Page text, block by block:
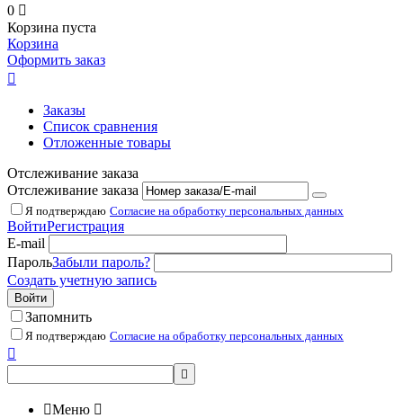
0 
Корзина пуста
Корзина
Оформить заказ

Заказы
Список сравнения
Отложенные товары
Отслеживание заказа
Отслеживание заказа
Я подтверждаю Согласие на обработку персональных данных
ВойтиРегистрация
E-mail
ПарольЗабыли пароль?
Создать учетную запись
Войти
Запомнить
Я подтверждаю Согласие на обработку персональных данных


Меню 